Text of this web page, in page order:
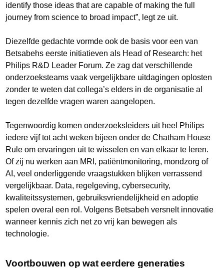
identify those ideas that are capable of making the full
journey from science to broad impact”, legt ze uit.
Diezelfde gedachte vormde ook de basis voor een van
Betsabehs eerste initiatieven als Head of Research: het
Philips R&D Leader Forum. Ze zag dat verschillende
onderzoeksteams vaak vergelijkbare uitdagingen oplosten
zonder te weten dat collega’s elders in de organisatie al
tegen dezelfde vragen waren aangelopen.
Tegenwoordig komen onderzoeksleiders uit heel Philips
iedere vijf tot acht weken bijeen onder de Chatham House
Rule om ervaringen uit te wisselen en van elkaar te leren.
Of zij nu werken aan MRI, patiëntmonitoring, mondzorg of
AI, veel onderliggende vraagstukken blijken verrassend
vergelijkbaar. Data, regelgeving, cybersecurity,
kwaliteitssystemen, gebruiksvriendelijkheid en adoptie
spelen overal een rol. Volgens Betsabeh versnelt innovatie
wanneer kennis zich net zo vrij kan bewegen als
technologie.
Voortbouwen op wat eerdere generaties